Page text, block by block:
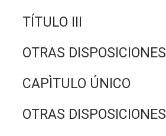
TÍTULO III
OTRAS DISPOSICIONES
CAPÌTULO ÚNICO
OTRAS DISPOSICIONES